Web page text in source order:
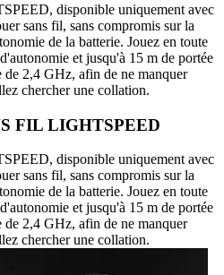
disponible uniquement avec
sans fil, sans compromis sur la
de la batterie. Jouez en toute
et jusqu'à 15 m de portée
de 2,4 GHz, afin de ne manquer
chercher une collation.
FIL LIGHTSPEED
disponible uniquement avec
sans fil, sans compromis sur la
de la batterie. Jouez en toute
et jusqu'à 15 m de portée
de 2,4 GHz, afin de ne manquer
chercher une collation.